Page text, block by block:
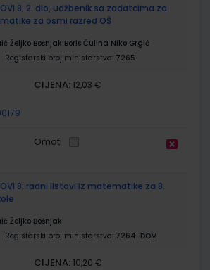
8; 2. dio, udžbenik sa zadatcima za
za osmi razred OŠ
Željko Bošnjak Boris Čulina Niko Grgić
Registarski broj ministarstva: 7265
CIJENA: 12,03 €
Omot
8; radni listovi iz matematike za 8.
Željko Bošnjak
Registarski broj ministarstva: 7264-DOM
CIJENA: 10,20 €